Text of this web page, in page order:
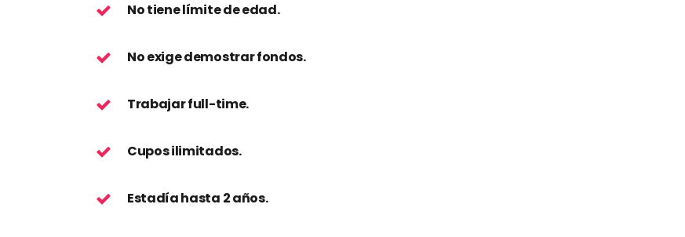
No tiene límite de edad.
No exige demostrar fondos.
Trabajar full-time.
Cupos ilimitados.
Estadía hasta 2 años.